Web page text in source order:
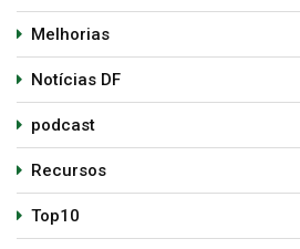
Melhorias
Notícias DF
podcast
Recursos
Top10